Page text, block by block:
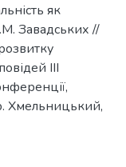
як
Завадських //
IIІ
Хмельницький,